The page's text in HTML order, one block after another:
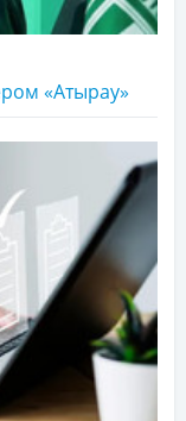
«Атырау»